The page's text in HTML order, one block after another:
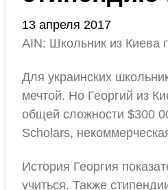
13 апреля 2017
AIN: Школьник из Киева
Для украинских
мечтой. Но Георгий из
общей сложности $300
Scholars,
История Георгия
учиться. Также